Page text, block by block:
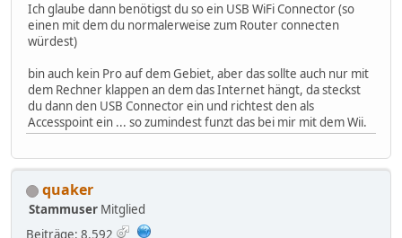
Ich glaube dann benötigst du so ein USB WiFi Connector (so
einen mit dem du normalerweise zum Router connecten
würdest)
bin auch kein Pro auf dem Gebiet, aber das sollte auch nur mit
dem Rechner klappen an dem das Internet hängt, da steckst
du dann den USB Connector ein und richtest den als
Accesspoint ein ... so zumindest funzt das bei mir mit dem Wii.
quaker
Stammuser Mitglied
Beiträge: 8.592